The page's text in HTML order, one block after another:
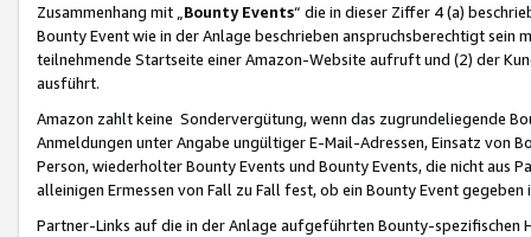
Zusammenhang mit „ Bounty Events“ die in dieser Ziffer 4 (a)
Bounty Event wie in der Anlage beschrieben anspruchsberechtigt sein
teilnehmende Startseite einer Amazon-Website aufruft und (2) der
ausführt.
Amazon zahlt keine Sondervergütung, wenn das zugrundeliegende
Anmeldungen unter Angabe ungültiger E-Mail-Adressen, Einsatz von
Person, wiederholter Bounty Events und Bounty Events, die nicht
alleinigen Ermessen von Fall zu Fall fest, ob ein Bounty Event
Partner-Links auf die in der Anlage aufgeführten Bounty-spezifischen